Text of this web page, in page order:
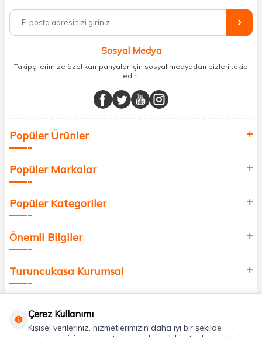
%100 orijinal kozmetik ve sağlık ürünleriyle güzelliğinizi tamamlayabilir,
vücudunuzu desteklemek için güvenilir takviye edici gıdalara
minerallere kadar binlerce ürünü uygun fiyat ve hızlı kargo avantajıyla
sunuyoruz.
buluşturuyor ve online alışveriş deneyiminizi en iyi hale getiriyoruz.
Sağlık, güzellik ve iyi yaşam için aradığınız her şey burada!
değer katmak için bize katılın!
Sosyal Medya
Takipçilerimize özel kampanyalar için sosyal medyadan bizleri takip
edin.
Popüler Ürünler
Popüler Markalar
Popüler Kategoriler
Önemli Bilgiler
Turuncukasa Kurumsal
Çerez Kullanımı
Kişisel verileriniz, hizmetlerimizin daha iyi bir şekilde